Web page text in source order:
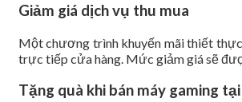
Giảm giá dịch vụ thu mua
Một chương trình khuyến mãi thiết thực
trực tiếp cửa hàng. Mức giảm giá sẽ
Tặng quà khi bán máy gaming